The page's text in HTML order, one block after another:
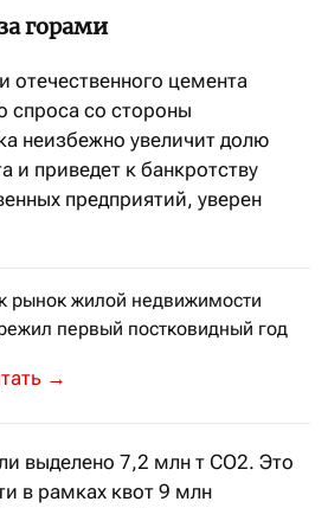
горами
отечественного цемента
спроса со стороны
неизбежно увеличит долю
и приведет к банкротству
предприятий, уверен
рынок жилой недвижимости
первый постковидный год
рынке жилой недвижимости
→
выделено 7,2 млн т СО2. Это
в рамках квот 9 млн